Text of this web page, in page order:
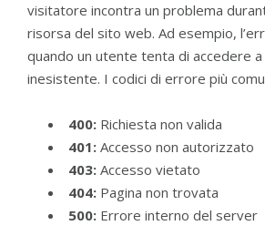
visitatore incontra un problema
risorsa del sito web. Ad esempio,
quando un utente tenta di accedere a
inesistente. I codici di errore più
400: Richiesta non valida
401: Accesso non autorizzato
403: Accesso vietato
404: Pagina non trovata
500: Errore interno del server